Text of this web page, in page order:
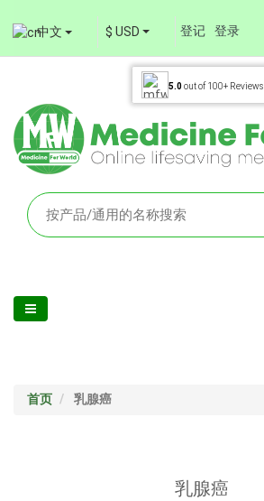
中文 $ USD 登记 登录
5.0out of 100+ Reviews
首页 乳腺癌
乳腺癌